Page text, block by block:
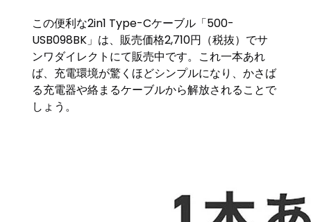
この便利な2in1 Type-Cケーブル「500-
USB098BK」は、販売価格2,710円（税抜）でサ
ンワダイレクトにて販売中です。これ一本あれ
ば、充電環境が驚くほどシンプルになり、かさば
る充電器や絡まるケーブルから解放されることで
しょう。